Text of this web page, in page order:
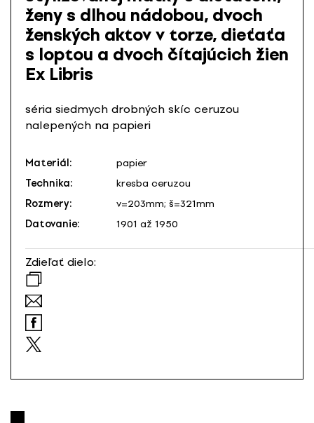
ženy s dlhou nádobou, dvoch
ženských aktov v torze, dieťaťa
s loptou a dvoch čítajúcich žien
Ex Libris
séria siedmych drobných skíc ceruzou
nalepených na papieri
Materiál:
papier
Technika:
kresba ceruzou
Rozmery:
v=203mm; š=321mm
Datovanie:
1901 až 1950
Zdieľať dielo: